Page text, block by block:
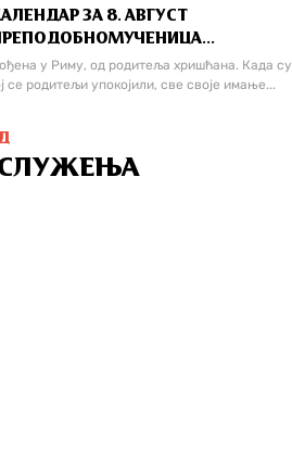
ЗА 8. АВГУСТ
у Риму, од родитеља хришћана. Када су
се родитељи упокојили, све своје имање...